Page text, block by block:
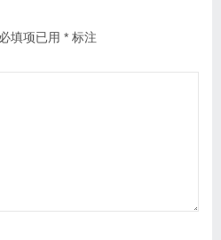
必填项已用 * 标注